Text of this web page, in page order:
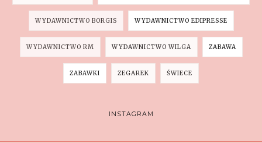
WYDAWNICTWO BORGIS WYDAWNICTWO EDIPRESSE
WYDAWNICTWO RM WYDAWNICTWO WILGA ZABAWA
ZABAWKI ZEGAREK ŚWIECE
INSTAGRAM